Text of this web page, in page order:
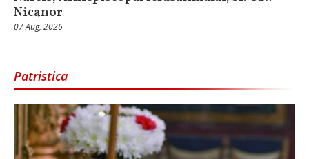
Nicanor
07 Aug, 2026
Patristica